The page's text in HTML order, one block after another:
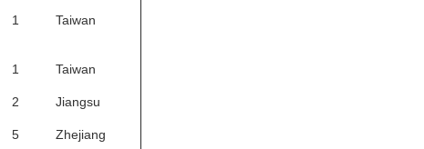
1 Taiwan
1 Taiwan
2 Jiangsu
5 Zhejiang